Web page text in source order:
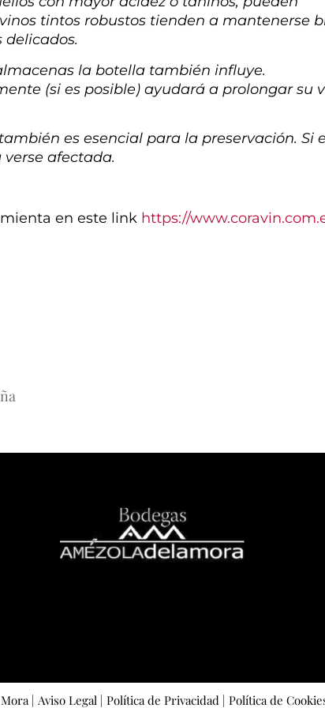
tintos robustos tienden a mantenerse
la botella también influye.
(si es posible) ayudará a prolongar su
es esencial para la preservación. Si
afectada.
en este link https://
| Aviso Legal | Política de Privacidad | Política de Cookies